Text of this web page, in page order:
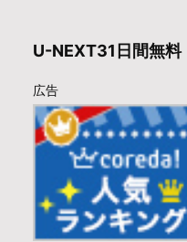
ブ
U-NEXT31日間無料
広告